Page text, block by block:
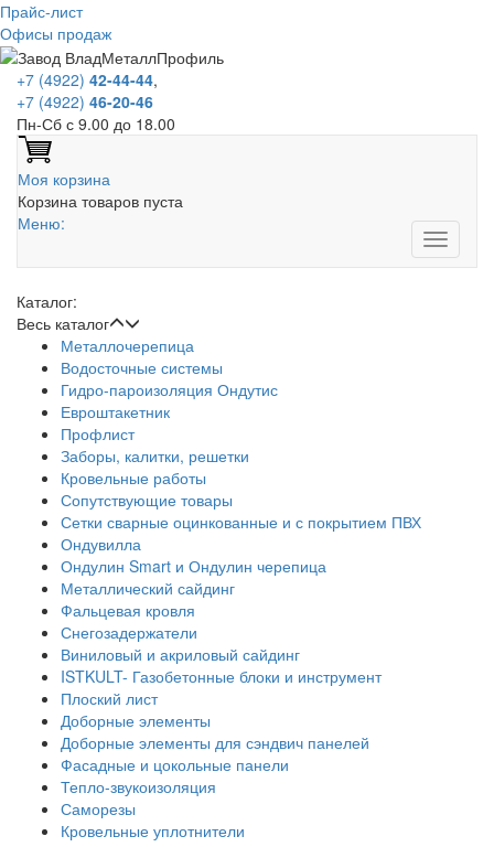
Прайс-лист
Офисы продаж
+7 (4922) 42-44-44,
+7 (4922) 46-20-46
Пн-Сб с 9.00 до 18.00
Моя корзина
Корзина товаров пуста
Меню:
Каталог:
Весь каталог
Металлочерепица
Водосточные системы
Гидро-пароизоляция Ондутис
Евроштакетник
Профлист
Заборы, калитки, решетки
Кровельные работы
Сопутствующие товары
Сетки сварные оцинкованные и с покрытием ПВХ
Ондувилла
Ондулин Smart и Ондулин черепица
Металлический сайдинг
Фальцевая кровля
Снегозадержатели
Виниловый и акриловый сайдинг
ISTKULT- Газобетонные блоки и инструмент
Плоский лист
Доборные элементы
Доборные элементы для сэндвич панелей
Фасадные и цокольные панели
Тепло-звукоизоляция
Саморезы
Кровельные уплотнители